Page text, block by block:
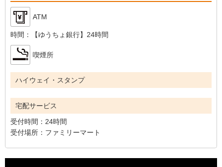
ATM
時間： 【ゆうちょ銀行】24時間
喫煙所
ハイウェイ・スタンプ
宅配サービス
受付時間： 24時間
受付場所： ファミリーマート